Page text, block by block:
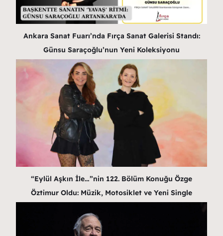
Ankara Sanat Fuarı’nda Fırça Sanat Galerisi Standı:
Günsu Saraçoğlu’nun Yeni Koleksiyonu
“Eylül Aşkın İle…”nin 122. Bölüm Konuğu Özge
Öztimur Oldu: Müzik, Motosiklet ve Yeni Single